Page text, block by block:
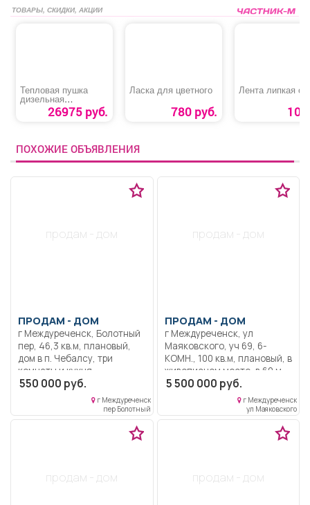
ТОВАРЫ, СКИДКИ, АКЦИИ
Тепловая пушка
дизельная
«QUATTRO
ELEMENTI QE- 22D»
26975 руб.
Ласка для цветного
780 руб.
Лента липкая
10
ПОХОЖИЕ ОБЪЯВЛЕНИЯ
продам - дом
ПРОДАМ - ДОМ
г Междуреченск, Болотный
пер, 46,3 кв.м, плановый,
дом в п. Чебалсу, три
комнаты и кухня,
водопровод, бани нет.
Рядом остановка, магазин.
550 000 руб.
г Междуреченск
пер Болотный
продам - дом
ПРОДАМ - ДОМ
г Междуреченск, ул
Маяковского, уч 69, 6-
КОМН., 100 кв.м, плановый, в
живописном месте, в 60 м
от реки Томь, для рыбаков и
5 500 000 руб.
г Междуреченск
ул Маяковского
продам - дом продам - дом